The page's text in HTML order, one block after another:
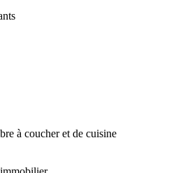
à coucher et de cuisine